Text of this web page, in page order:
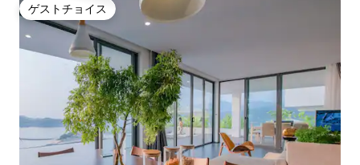
ゲストチョイス
ゲストチョイス